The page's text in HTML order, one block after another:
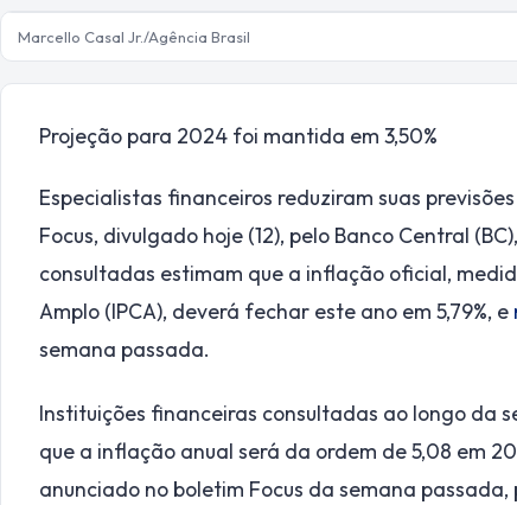
Marcello Casal Jr./Agência Brasil
Projeção para 2024 foi mantida em 3,50%
Especialistas financeiros reduziram suas
Focus, divulgado hoje (12), pelo Banco Central
consultadas estimam que a inflação oficial,
Amplo (IPCA), deverá fechar este ano em 5,79%, e
semana passada.
Instituições financeiras consultadas ao longo da
que a inflação anual será da ordem de 5,08 em
anunciado no boletim Focus da semana